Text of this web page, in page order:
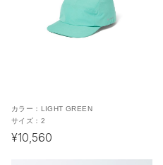
カラー： LIGHT GREEN
サイズ： 2
¥10,560